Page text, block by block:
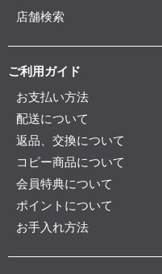
店舗検索
ご利用ガイド
お支払い方法
配送について
返品、交換について
コピー商品について
会員特典について
ポイントについて
お手入れ方法